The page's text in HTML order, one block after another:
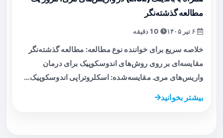
مطالعه گذشته‌نگر
خلاصه سریع برای خواننده نوع مطالعه: مطالعه گذشته‌نگر
مقایسه‌ای بر روی روش‌های اندوسکوپیک برای درمان
واریس‌های مری. مقایسه‌شده: اسکلروتراپی اندوسکوپیک…
بیشتر بخوانید